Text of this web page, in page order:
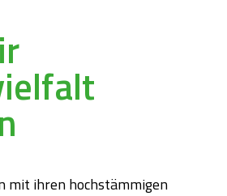
mit ihren hochstämmigen